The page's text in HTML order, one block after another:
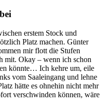
erstem Stock und
Platz machen. Günter
mir flott die Stufen
mit. Okay – wenn ich schon
könnte… Ich kehre um, eile
vom Saaleingang und lehne
hätte es ohnehin nicht mehr
verschwinden können, wäre